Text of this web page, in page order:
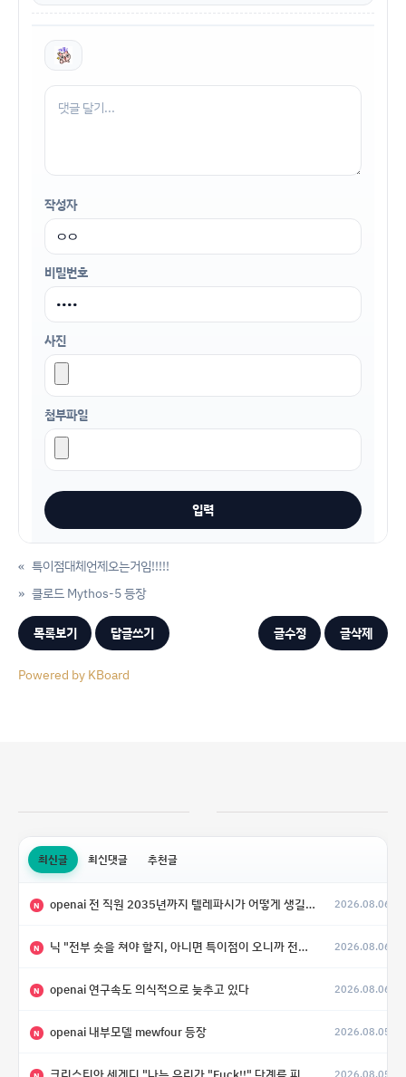
작성자
비밀번호
사진
첨부파일
« 특이점대체언제오는거임!!!!!
클로드 Mythos-5 등장
»
목록보기 답글쓰기 글수정 글삭제
Powered by KBoard
최신글 최신댓글 추천글
N openai 전 직원 2035년까지 텔레파시가 어떻게 생길 수 있는지 2026.08.06
N 닉 "전부 숏을 쳐야 할지, 아니면 특이점이 오니까 전부 롱을 쳐야 할지 모르겠다.” 2026.08.06
N openai 연구속도 의식적으로 늦추고 있다 2026.08.06
N openai 내부모델 mewfour 등장 2026.08.05